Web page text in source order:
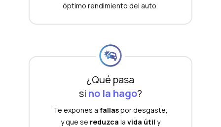
óptimo rendimiento del auto.
¿Qué pasa
si no la hago?
Te expones a fallaspor desgaste,
y que se reduzca la vida útil y